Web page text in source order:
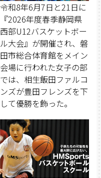
令和8年6月7日と21日に
『2026年度春季静岡県
西部U12バスケットボー
ル大会』が開催され、磐
田市総合体育館をメイン
会場に行われた女子の部
では、相生飯田ファルコ
ンズが豊田フレンズを下
して優勝を飾った。